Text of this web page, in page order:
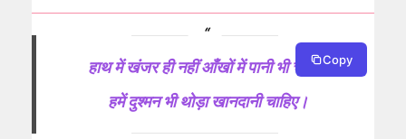
हाथ में खंजर ही नहीं आँखों में पानी भी चाहिए,
हमें दुश्मन भी थोड़ा खानदानी चाहिए।
Copy